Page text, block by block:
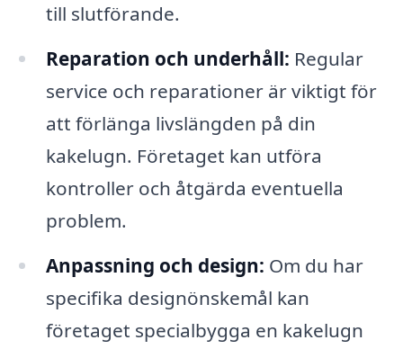
till slutförande.
Reparation och underhåll: Regular
service och reparationer är viktigt för
att förlänga livslängden på din
kakelugn. Företaget kan utföra
kontroller och åtgärda eventuella
problem.
Anpassning och design: Om du har
specifika designönskemål kan
företaget specialbygga en kakelugn